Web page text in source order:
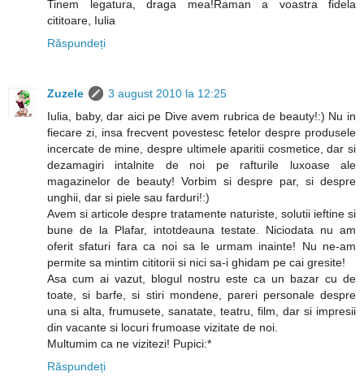
Tinem legatura, draga mea!Raman a voastra fidela
cititoare, Iulia
Răspundeți
Zuzele
3 august 2010 la 12:25
Iulia, baby, dar aici pe Dive avem rubrica de beauty!:) Nu in
fiecare zi, insa frecvent povestesc fetelor despre produsele
incercate de mine, despre ultimele aparitii cosmetice, dar si
dezamagiri intalnite de noi pe rafturile luxoase ale
magazinelor de beauty! Vorbim si despre par, si despre
unghii, dar si piele sau farduri!:)
Avem si articole despre tratamente naturiste, solutii ieftine si
bune de la Plafar, intotdeauna testate. Niciodata nu am
oferit sfaturi fara ca noi sa le urmam inainte! Nu ne-am
permite sa mintim cititorii si nici sa-i ghidam pe cai gresite!
Asa cum ai vazut, blogul nostru este ca un bazar cu de
toate, si barfe, si stiri mondene, pareri personale despre
una si alta, frumusete, sanatate, teatru, film, dar si impresii
din vacante si locuri frumoase vizitate de noi.
Multumim ca ne vizitezi! Pupici:*
Răspundeți